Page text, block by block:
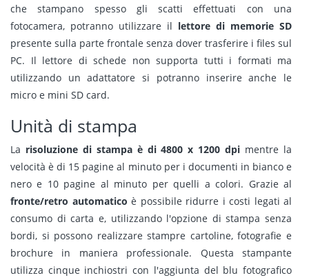
che stampano spesso gli scatti effettuati con una
fotocamera, potranno utilizzare il lettore di memorie SD
presente sulla parte frontale senza dover trasferire i files sul
PC. Il lettore di schede non supporta tutti i formati ma
utilizzando un adattatore si potranno inserire anche le
micro e mini SD card.
Unità di stampa
La risoluzione di stampa è di 4800 x 1200 dpi mentre la
velocità è di 15 pagine al minuto per i documenti in bianco e
nero e 10 pagine al minuto per quelli a colori. Grazie al
fronte/retro automatico è possibile ridurre i costi legati al
consumo di carta e, utilizzando l'opzione di stampa senza
bordi, si possono realizzare stampre cartoline, fotografie e
brochure in maniera professionale. Questa stampante
utilizza cinque inchiostri con l'aggiunta del blu fotografico